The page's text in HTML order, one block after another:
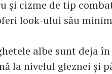
și cizme de tip
look-ului său
albe sunt deja
la nivelul gleznei și